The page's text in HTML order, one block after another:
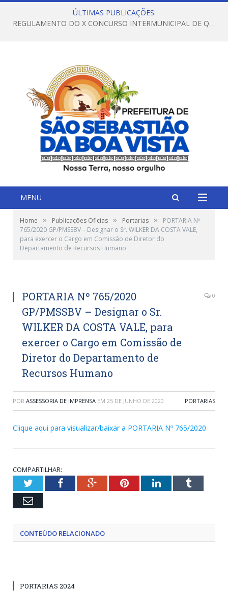
ÚLTIMAS PUBLICAÇÕES:
REGULAMENTO DO X CONCURSO INTERMUNICIPAL DE QUADRILHAS JUNINAS – 2026 – ARRAIÁ DA VENEZA
MENU
Home » Publicações Oficias » Portarias »
PORTARIA Nº
765/2020 GP/PMSSBV – Designar o Sr. WILKER DA COSTA VALE,
para exercer o Cargo em Comissão de Diretor do
Departamento de Recursos Humano
PORTARIA Nº 765/2020
GP/PMSSBV – Designar o Sr.
WILKER DA COSTA VALE, para
exercer o Cargo em Comissão de
Diretor do Departamento de
Recursos Humano
0
POR ASSESSORIA DE IMPRENSA EM 25 DE JUNHO DE 2020 PORTARIAS
Clique aqui para visualizar/baixar a PORTARIA Nº 765/2020
COMPARTILHAR:
TwitterFacebookGoogle+PinterestLinkedInTumblr
Email
CONTEÚDO RELACIONADO
PORTARIAS 2024